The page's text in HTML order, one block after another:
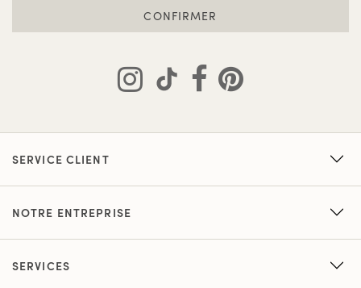
CONFIRMER
SERVICE CLIENT
NOTRE ENTREPRISE
SERVICES